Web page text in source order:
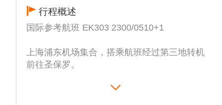
行程概述
国际参考航班 EK303 2300/0510+1
上海浦东机场集合，搭乘航班经过第三地转机
前往圣保罗。